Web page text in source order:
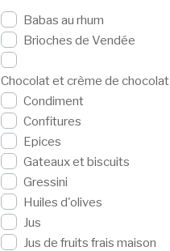
Babas au rhum
Brioches de Vendée
Chocolat et crème de chocolat
Condiment
Confitures
Epices
Gateaux et biscuits
Gressini
Huiles d'olives
Jus
Jus de fruits frais maison